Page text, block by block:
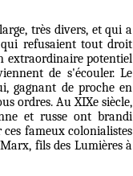
très divers, et qui a
qui refusaient tout droit
extraordinaire potentiel
de s'écouler. Le
gagnant de proche en
ordres. Au XIXe siècle,
et russe ont brandi
fameux colonialistes
fils des Lumières à